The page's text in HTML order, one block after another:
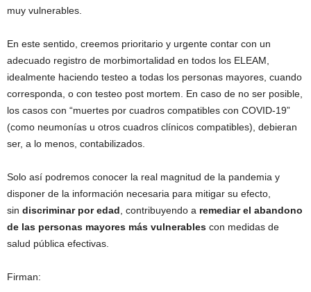
muy vulnerables.
En este sentido, creemos prioritario y urgente contar con un
adecuado registro de morbimortalidad en todos los ELEAM,
idealmente haciendo testeo a todas los personas mayores, cuando
corresponda, o con testeo post mortem. En caso de no ser posible,
los casos con “muertes por cuadros compatibles con COVID-19”
(como neumonías u otros cuadros clínicos compatibles), debieran
ser, a lo menos, contabilizados.
Solo así podremos conocer la real magnitud de la pandemia y
disponer de la información necesaria para mitigar su efecto,
sin discriminar por edad , contribuyendo a remediar el abandono
de las personas mayores más vulnerables con medidas de
salud pública efectivas.
Firman: